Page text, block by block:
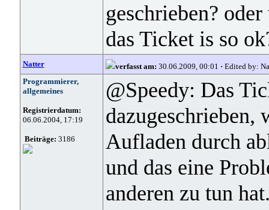
geschrieben?
das Ticket is so
Natter verfasst am: 30.06.2009, 00:01 · Edited by:
Programmierer,
allgemeines
Registrierdatum:
06.06.2004, 17:19
Beiträge: 3186
@Speedy: Das
dazugeschrieben,
Aufladen durch
und das eine
anderen zu tun